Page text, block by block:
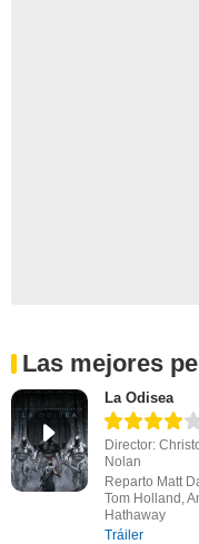
Las mejores
La Odisea
Director:
Nolan
Reparto Matt
Tom Holland,
Hathaway
Tráiler